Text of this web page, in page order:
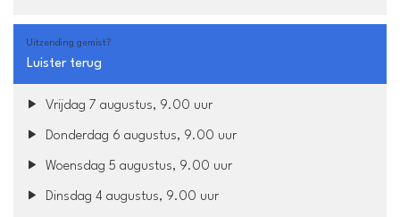
Uitzending gemist?
Luister terug
Vrijdag 7 augustus, 9.00 uur
Donderdag 6 augustus, 9.00 uur
Woensdag 5 augustus, 9.00 uur
Dinsdag 4 augustus, 9.00 uur